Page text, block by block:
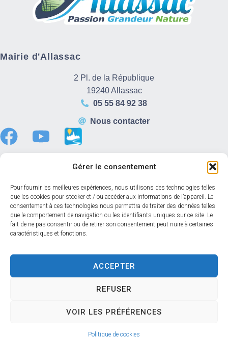
Gérer le consentement
Pour fournir les meilleures expériences, nous utilisons des technologies telles
que les cookies pour stocker et / ou accéder aux informations de l’appareil. Le
consentement à ces technologies nous permettra de traiter des données telles
que le comportement de navigation ou les identifiants uniques sur ce site. Le
fait de ne pas consentir ou de retirer son consentement peut nuire à certaines
caractéristiques et fonctions.
ACCEPTER
REFUSER
VOIR LES PRÉFÉRENCES
Politique de cookies
Mairie d'Allassac
2 Pl. de la République
19240 Allassac
05 55 84 92 38
Nous contacter
Du lundi au vendredi :
8h30 – 12h00
13h30 – 17h30
AccessibilitéMentions légalesConfidentialité
© 2024 Propulsé par Utopia